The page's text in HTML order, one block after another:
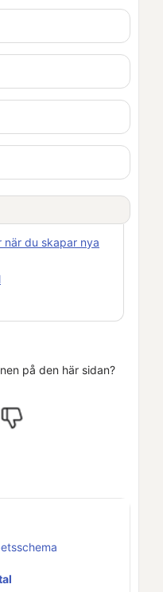
när du skapar nya
på den här sidan?